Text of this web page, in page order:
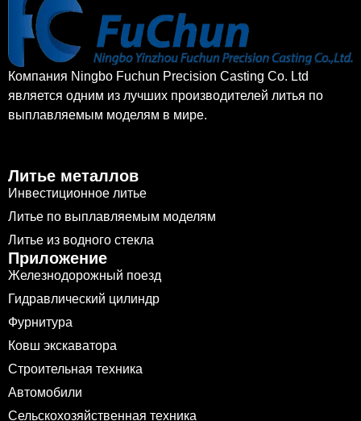
Компания Ningbo Fuchun Precision Casting Co. Ltd
является одним из лучших производителей литья по
выплавляемым моделям в мире.
Литье металлов
Инвестиционное литье
Литье по выплавляемым моделям
Литье из водного стекла
Приложение
Железнодорожный поезд
Гидравлический цилиндр
Фурнитура
Ковш экскаватора
Строительная техника
Автомобили
Сельскохозяйственная техника